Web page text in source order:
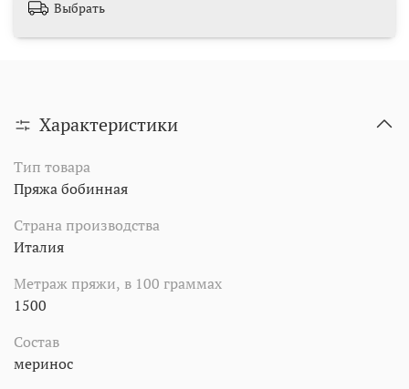
Выбрать
Характеристики
Тип товара
Пряжа бобинная
Страна производства
Италия
Метраж пряжи, в 100 граммах
1500
Состав
меринос